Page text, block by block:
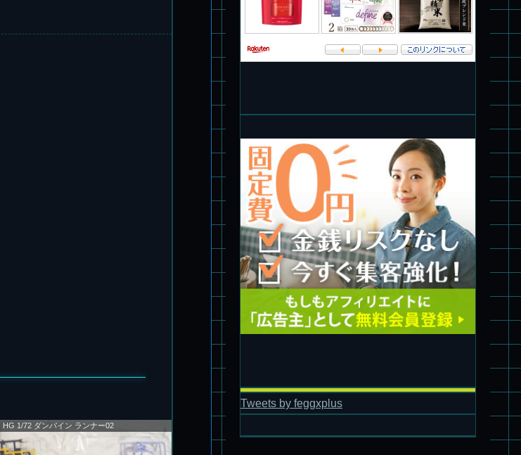
HG 1/72 ダンバイン ランナー02
ブルーティッシュドッグ &
スコープドッグ サンサ戦 リーマン少佐機
旧キット制作★バンダイ 1/144 ドラグナー3型
パチ組塗装★バンダイ HG バーグラリードッグ
Tweets by feggxplus